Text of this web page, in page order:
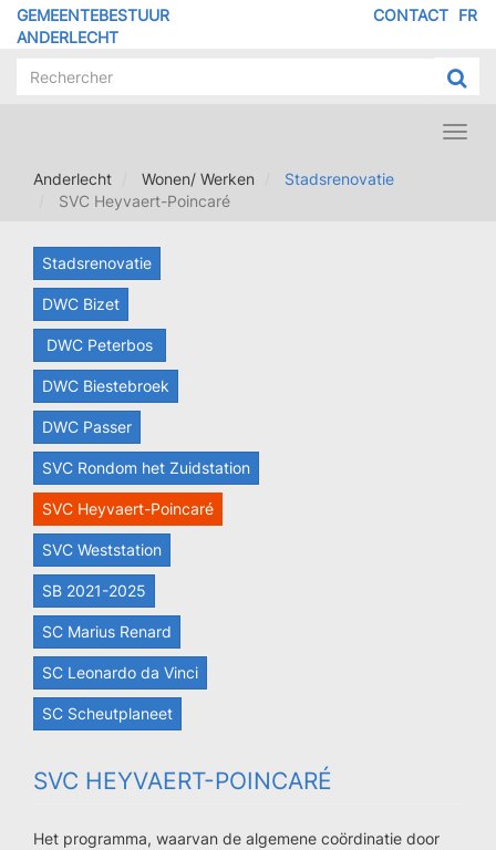
Overslaan
GEMEENTEBESTUUR
ANDERLECHT
FR
CONTACT
Anderlecht
Wonen/ Werken
Stadsrenovatie
SVC Heyvaert-Poincaré
Stadsrenovatie
DWC Bizet
DWC Peterbos
DWC Biestebroek
DWC Passer
SVC Rondom het Zuidstation
SVC Heyvaert-Poincaré
SVC Weststation
SB 2021-2025
SC Marius Renard
SC Leonardo da Vinci
SC Scheutplaneet
SVC HEYVAERT-POINCARÉ
Het programma, waarvan de algemene coördinatie door